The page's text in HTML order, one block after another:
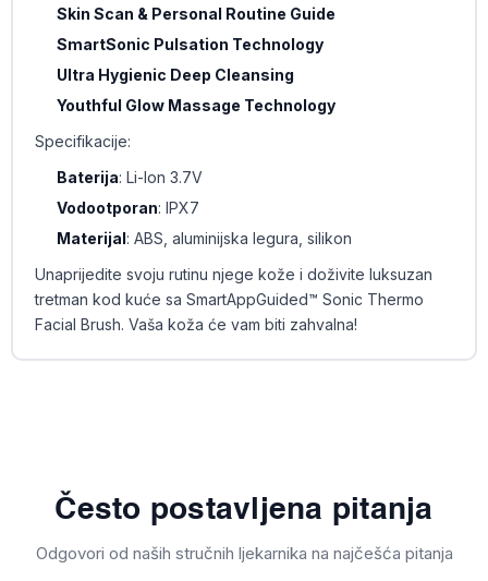
Skin Scan & Personal Routine Guide
SmartSonic Pulsation Technology
Ultra Hygienic Deep Cleansing
Youthful Glow Massage Technology
Specifikacije:
Baterija: Li-Ion 3.7V
Vodootporan: IPX7
Materijal: ABS, aluminijska legura, silikon
Unaprijedite svoju rutinu njege kože i doživite luksuzan
tretman kod kuće sa SmartAppGuided™ Sonic Thermo
Facial Brush. Vaša koža će vam biti zahvalna!
Često postavljena pitanja
Odgovori od naših stručnih ljekarnika na najčešća pitanja